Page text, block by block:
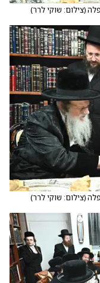
(צילום: שוקי לרר)
(צילום: שוקי לרר)